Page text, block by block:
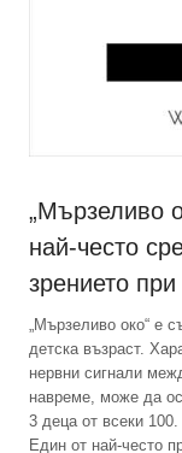
„Мързеливо
най-често
зрението
„Мързеливо око“ е
детска възраст.
нервни сигнали
навреме, може да
3 деца от всеки
Един от най-често